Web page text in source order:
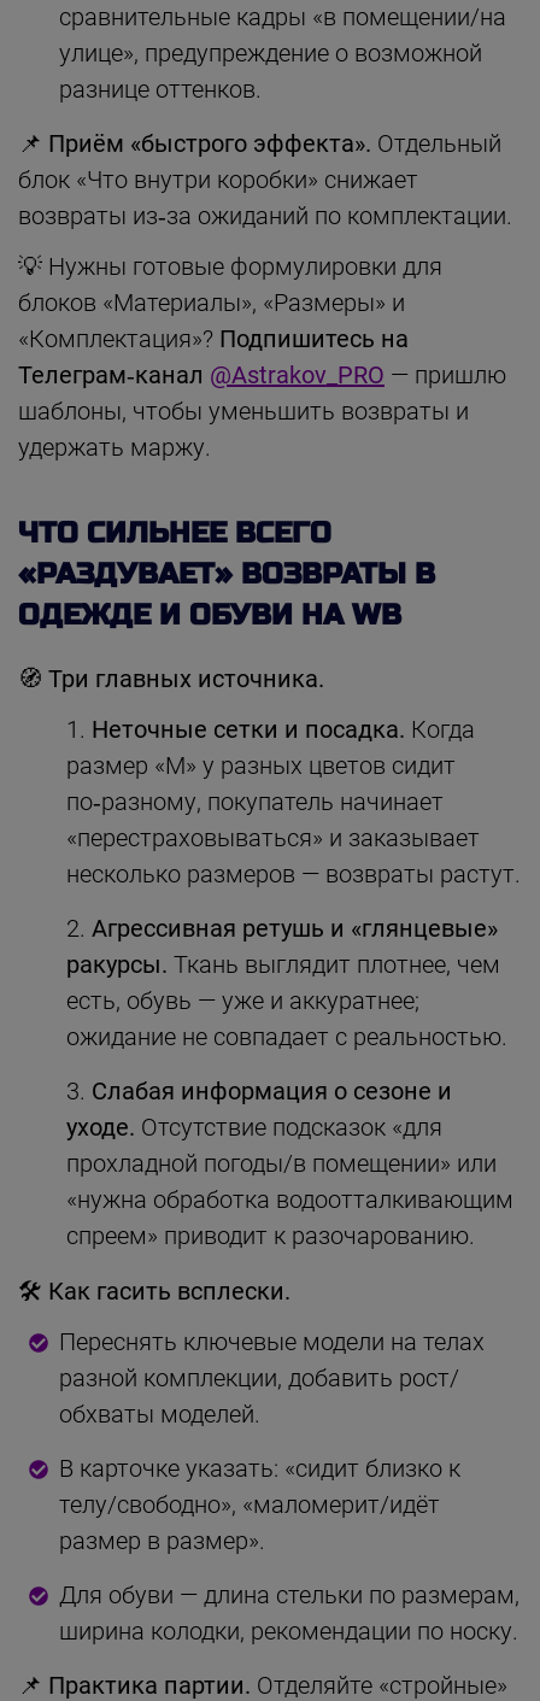
сравнительные кадры «в помещении/на
улице», предупреждение о возможной
разнице оттенков.
📌 Приём «быстрого эффекта». Отдельный
блок «Что внутри коробки» снижает
возвраты из‑за ожиданий по комплектации.
💡 Нужны готовые формулировки для
блоков «Материалы», «Размеры» и
«Комплектация»? Подпишитесь на
Телеграм‑канал @Astrakov_PRO — пришлю
шаблоны, чтобы уменьшить возвраты и
удержать маржу.
ЧТО СИЛЬНЕЕ ВСЕГО
«РАЗДУВАЕТ» ВОЗВРАТЫ В
ОДЕЖДЕ И ОБУВИ НА WB
🧭 Три главных источника.
Неточные сетки и посадка. Когда
размер «М» у разных цветов сидит
по‑разному, покупатель начинает
«перестраховываться» и заказывает
несколько размеров — возвраты растут.
Агрессивная ретушь и «глянцевые»
ракурсы. Ткань выглядит плотнее, чем
есть, обувь — уже и аккуратнее;
ожидание не совпадает с реальностью.
Слабая информация о сезоне и
уходе. Отсутствие подсказок «для
прохладной погоды/в помещении» или
«нужна обработка водоотталкивающим
спреем» приводит к разочарованию.
🛠 Как гасить всплески.
Переcнять ключевые модели на телах
разной комплекции, добавить рост/
обхваты моделей.
В карточке указать: «сидит близко к
телу/свободно», «маломерит/идёт
размер в размер».
Для обуви — длина стельки по размерам,
ширина колодки, рекомендации по носку.
📌 Практика партии. Отделяйте «стройные»